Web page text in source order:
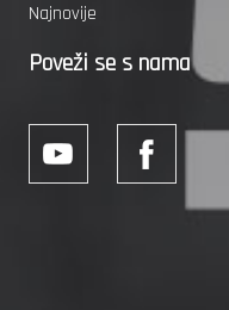
Najnovije
Poveži se s nama